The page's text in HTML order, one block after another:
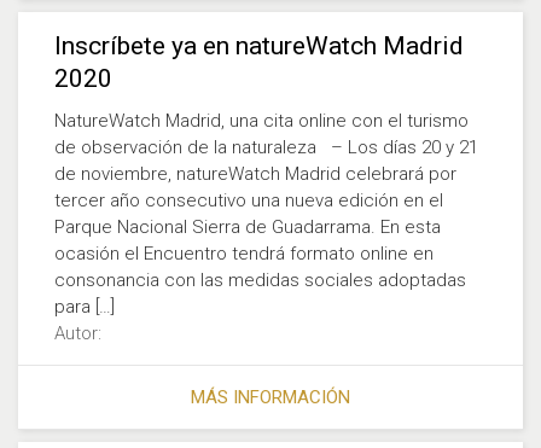
Inscríbete ya en natureWatch Madrid
2020
NatureWatch Madrid, una cita online con el turismo
de observación de la naturaleza – Los días 20 y 21
de noviembre, natureWatch Madrid celebrará por
tercer año consecutivo una nueva edición en el
Parque Nacional Sierra de Guadarrama. En esta
ocasión el Encuentro tendrá formato online en
consonancia con las medidas sociales adoptadas
para […]
Autor:
MÁS INFORMACIÓN